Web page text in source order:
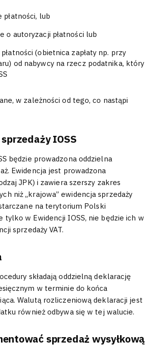
lub
o autoryzacji płatności lub
(obietnica zapłaty np. przy
od nabywcy na rzecz podatnika, który
w zależności od tego, co nastąpi
IOSS
będzie prowadzona oddzielna
Ewidencja jest prowadzona
JPK) i zawiera szerszy zakres
niż „krajowa” ewidencja sprzedaży
na terytorium Polski
tylko w Ewidencji IOSS, nie będzie ich w
sprzedaży VAT.
składają oddzielną deklarację
w terminie do końca
Walutą rozliczeniową deklaracji jest
również odbywa się w tej walucie.
sprzedaż wysyłkową